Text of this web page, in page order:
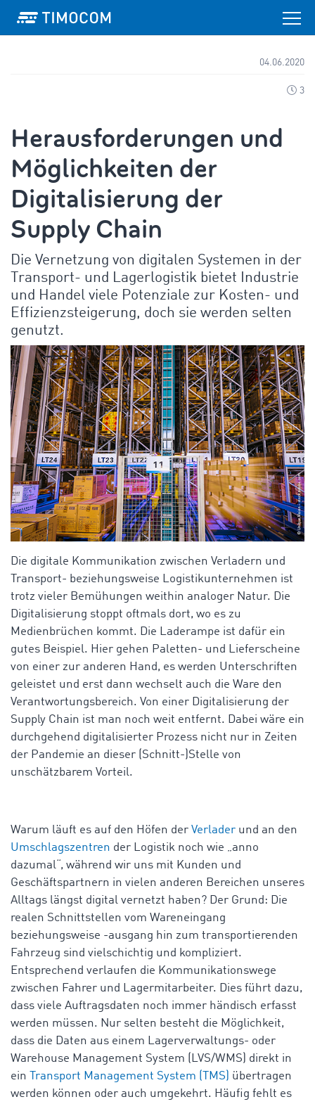
04.06.2020
3
Herausforderungen und
Möglichkeiten der
Digitalisierung der
Supply Chain
Die Vernetzung von digitalen Systemen in der
Transport- und Lagerlogistik bietet Industrie
und Handel viele Potenziale zur Kosten- und
Effizienzsteigerung, doch sie werden selten
genutzt.
Die digitale Kommunikation zwischen Verladern und
Transport- beziehungsweise Logistikunternehmen ist
trotz vieler Bemühungen weithin analoger Natur. Die
Digitalisierung stoppt oftmals dort, wo es zu
Medienbrüchen kommt. Die Laderampe ist dafür ein
gutes Beispiel. Hier gehen Paletten- und Lieferscheine
von einer zur anderen Hand, es werden Unterschriften
geleistet und erst dann wechselt auch die Ware den
Verantwortungsbereich. Von einer Digitalisierung der
Supply Chain ist man noch weit entfernt. Dabei wäre ein
durchgehend digitalisierter Prozess nicht nur in Zeiten
der Pandemie an dieser (Schnitt-)Stelle von
unschätzbarem Vorteil.
Warum läuft es auf den Höfen der Verlader und an den
Umschlagszentren der Logistik noch wie „anno
dazumal“, während wir uns mit Kunden und
Geschäftspartnern in vielen anderen Bereichen unseres
Alltags längst digital vernetzt haben? Der Grund: Die
realen Schnittstellen vom Wareneingang
beziehungsweise -ausgang hin zum transportierenden
Fahrzeug sind vielschichtig und kompliziert.
Entsprechend verlaufen die Kommunikationswege
zwischen Fahrer und Lagermitarbeiter. Dies führt dazu,
dass viele Auftragsdaten noch immer händisch erfasst
werden müssen. Nur selten besteht die Möglichkeit,
dass die Daten aus einem Lagerverwaltungs- oder
Warehouse Management System (LVS/WMS) direkt in
ein
Transport Management System (TMS) übertragen
werden können oder auch umgekehrt. Häufig fehlt es